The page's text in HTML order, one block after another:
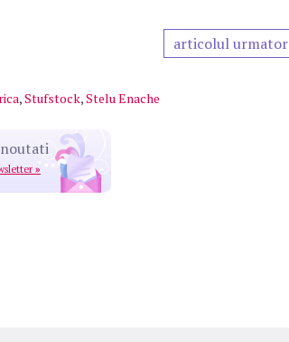
articolul urmator
,Stufstock,Stelu Enache
»